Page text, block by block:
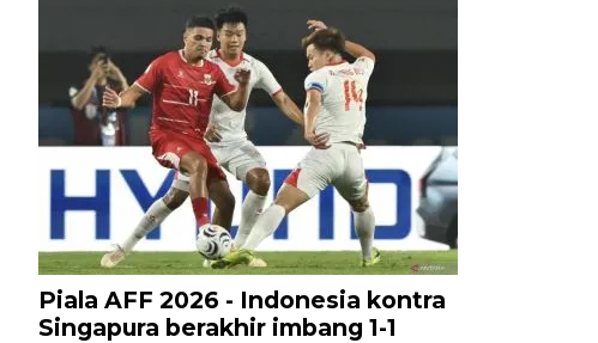
Piala AFF 2026 - Indonesia kontra
Singapura berakhir imbang 1-1